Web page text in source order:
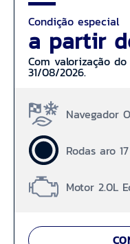
Condição especial
a partir
Com valorização
31/08/2026.
Navegador
Rodas aro 17
Motor 2.0L